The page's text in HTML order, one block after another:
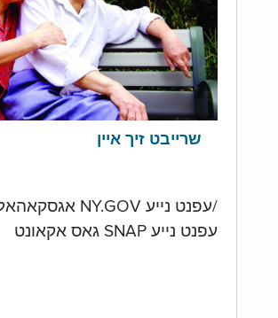
שרייבט זיך איין
/עפנט נייע NY.GOV אגסקאהאל
עפנט נייע SNAP גאס אקאונט